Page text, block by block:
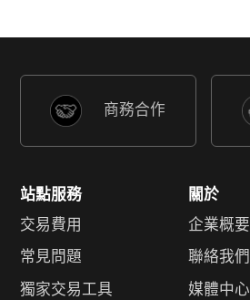
商務合作
站點服務
交易費用
常見問題
獨家交易工具
關於
企業概要
聯絡我們
媒體中心